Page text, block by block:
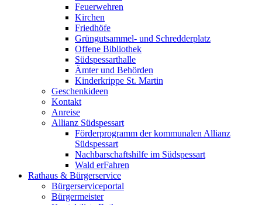
Feuerwehren
Kirchen
Friedhöfe
Grüngutsammel- und Schredderplatz
Offene Bibliothek
Südspessarthalle
Ämter und Behörden
Kinderkrippe St. Martin
Geschenkideen
Kontakt
Anreise
Allianz Südspessart
Förderprogramm der kommunalen Allianz
Südspessart
Nachbarschaftshilfe im Südspessart
Wald erFahren
Rathaus & Bürgerservice
Bürgerserviceportal
Bürgermeister